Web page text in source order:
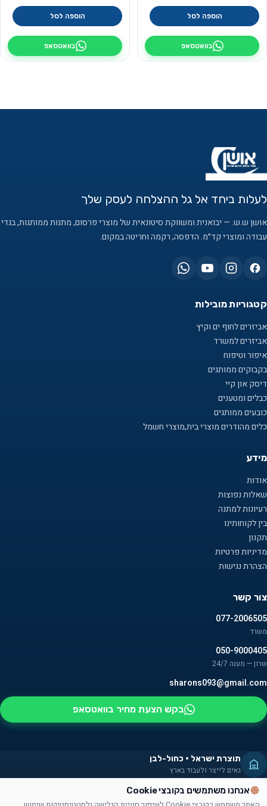
הוספה לסל
בוואטסאפ
הוספה לסל
בוואטסאפ
לעלות ביחד אל גל ההצלחה לעסק שלך
אושן ש.ש. — יבואנית ומשווקת סיטונאית של מוצרי פרסום, מתנות ממותגות, בגדי
עבודה ומוצרי קד״מ. הדפסה, רקמה וחריטה במקום.
קטגוריות מובילות
אביזרים לחוף ים וקיץ
אביזרים למשרד
איפור וטיפוח
בקבוקים ממותגים
דיסק און קיי
כבלים ומטענים
כובעים ממותגים
כלים מהודרים מוצרי בית,מוצרי חשמל
מידע
אודות
שאלות נפוצות
רעיונות למתנה
בין לקוחותינו
תקנון
מדיניות פרטיות
הצהרת נגישות
צור קשר
077-2006505
משרד
050-9000405
שרון — מענה 24/7
sharons093@gmail.com
בקש הצעת מחיר בוואטסאפ
תוצרת ישראל · כחול-לבן
גאים לייצר ולעבוד בארץ
מעסיקים אנשים עם מוגבלויות
חלק מהמוצרים מורכבים על ידם — שילוב אמיתי בקהילה
אנחנו משתמשים בקובצי Cookie